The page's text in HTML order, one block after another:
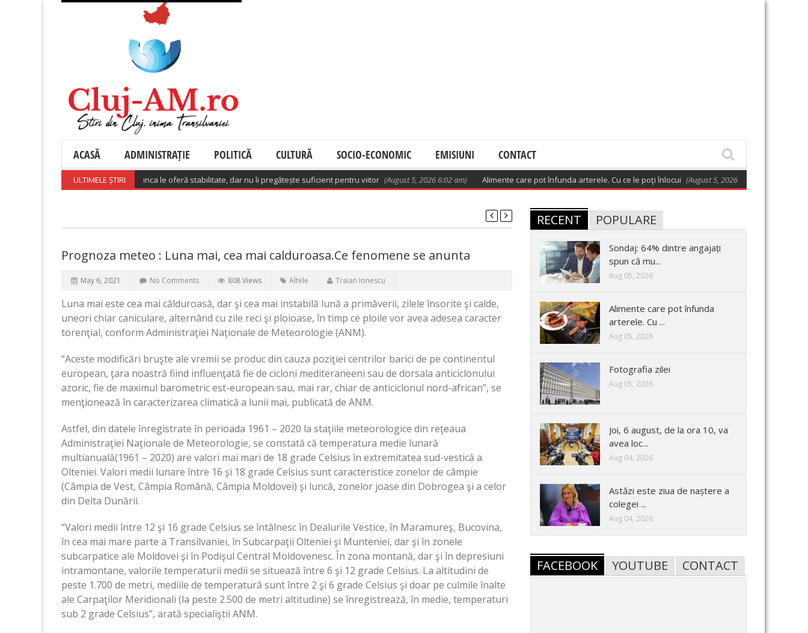
ACASĂ ADMINISTRAȚIE POLITICĂ CULTURĂ SOCIO-ECONOMIC EMISIUNI CONTACT
ULTIMELE ȘTIRI
64% dintre angajați spun că munca le oferă stabilitate, dar nu îi pregătește suficient pentru viitor (August 5, 2026 6:02 am) Alimente care pot înfunda arterele. Cu ce le poţi înlocui (August 5, 2026 6:00 am)
Prognoza meteo : Luna mai, cea mai calduroasa.Ce fenomene se anunta
May 6, 2021 No Comments 808 Views Altele Traian Ionescu
Luna mai este cea mai călduroasă, dar şi cea mai instabilă lună a primăverii, zilele însorite şi calde,
uneori chiar caniculare, alternând cu zile reci şi ploioase, în timp ce ploile vor avea adesea caracter
torenţial, conform Administraţiei Naţionale de Meteorologie (ANM).
“Aceste modificări bruşte ale vremii se produc din cauza poziţiei centrilor barici de pe continentul
european, ţara noastră fiind influenţată fie de cicloni mediteraneeni sau de dorsala anticiclonului
azoric, fie de maximul barometric est-european sau, mai rar, chiar de anticiclonul nord-african”, se
menţionează în caracterizarea climatică a lunii mai, publicată de ANM.
Astfel, din datele înregistrate în perioada 1961 – 2020 la staţiile meteorologice din reţeaua
Administraţiei Naţionale de Meteorologie, se constată că temperatura medie lunară
multianuală(1961 – 2020) are valori mai mari de 18 grade Celsius în extremitatea sud-vestică a
Olteniei. Valori medii lunare între 16 şi 18 grade Celsius sunt caracteristice zonelor de câmpie
(Câmpia de Vest, Câmpia Română, Câmpia Moldovei) şi luncă, zonelor joase din Dobrogea şi a celor
din Delta Dunării.
“Valori medii între 12 şi 16 grade Celsius se întâlnesc în Dealurile Vestice, în Maramureş, Bucovina,
în cea mai mare parte a Transilvaniei, în Subcarpaţii Olteniei şi Munteniei, dar şi în zonele
subcarpatice ale Moldovei şi în Podişul Central Moldovenesc. În zona montană, dar şi în depresiuni
intramontane, valorile temperaturii medii se situează între 6 şi 12 grade Celsius. La altitudini de
peste 1.700 de metri, mediile de temperatură sunt între 2 şi 6 grade Celsius şi doar pe culmile înalte
ale Carpaţilor Meridionali (la peste 2.500 de metri altitudine) se înregistrează, în medie, temperaturi
sub 2 grade Celsius”, arată specialiştii ANM.
RECENT POPULARE
Sondaj: 64% dintre angajați
spun că mu...
Aug 05, 2026
Alimente care pot înfunda
arterele. Cu ...
Aug 05, 2026
Fotografia zilei
Aug 05, 2026
Joi, 6 august, de la ora 10, va
avea loc...
Aug 04, 2026
Astăzi este ziua de naștere a
colegei ...
Aug 04, 2026
FACEBOOK YOUTUBE CONTACT